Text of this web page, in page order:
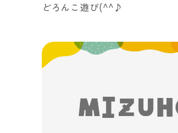
どろんこ遊び(^^♪